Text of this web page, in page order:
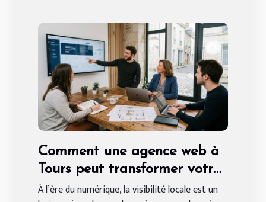
Comment une agence web à
Tours peut transformer votre
entreprise locale
À l’ère du numérique, la visibilité locale est un